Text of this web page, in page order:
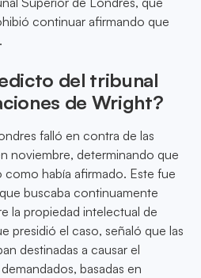
continuar afirmando que
del tribunal
de Wright?
falló en contra de las
noviembre, determinando que
como había afirmado. Este fue
buscaba continuamente
la propiedad intelectual de
presidió el caso, señaló que las
destinadas a causar el
basadas en